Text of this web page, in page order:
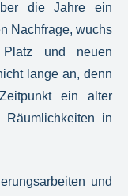
die Jahre ein
Nachfrage, wuchs
und neuen
lange an, denn
ein alter
in
und